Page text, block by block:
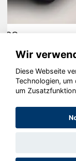
©
Wir
Diese Webseite
Technologien, um
um